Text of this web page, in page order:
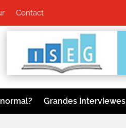
Contact
Grandes Interviewes